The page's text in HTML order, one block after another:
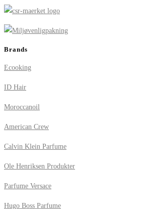
Brands
Ecooking
ID Hair
Moroccanoil
American Crew
Calvin Klein Parfume
Ole Henriksen Produkter
Parfume Versace
Hugo Boss Parfume